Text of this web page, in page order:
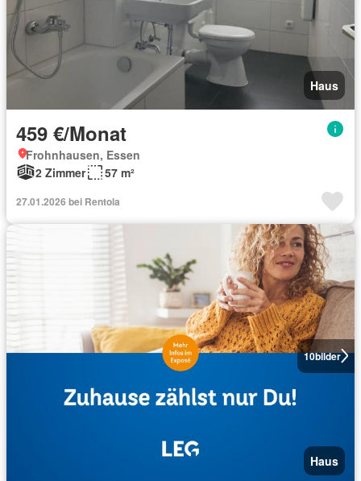
Haus
459 €/Monat
Frohnhausen, Essen
2 Zimmer
57 m²
27.01.2026 bei Rentola
10bilder
Haus